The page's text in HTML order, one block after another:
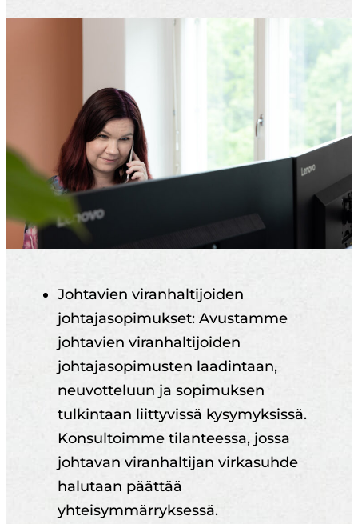
Johtavien viranhaltijoiden
johtajasopimukset: Avustamme
johtavien viranhaltijoiden
johtajasopimusten laadintaan,
neuvotteluun ja sopimuksen
tulkintaan liittyvissä kysymyksissä.
Konsultoimme tilanteessa, jossa
johtavan viranhaltijan virkasuhde
halutaan päättää
yhteisymmärryksessä.